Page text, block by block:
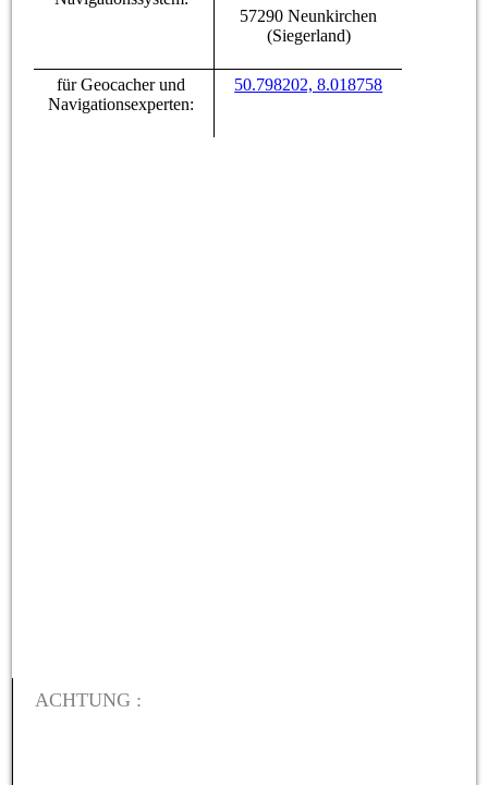
57290 Neunkirchen
(Siegerland)
für Geocacher und
Navigationsexperten:
50.798202, 8.018758
ACHTUNG :